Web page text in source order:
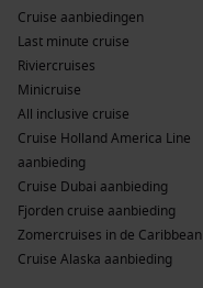
Cruise aanbiedingen
Last minute cruise
Riviercruises
Minicruise
All inclusive cruise
Cruise Holland America Line
aanbieding
Cruise Dubai aanbieding
Fjorden cruise aanbieding
Zomercruises in de Caribbean
Cruise Alaska aanbieding